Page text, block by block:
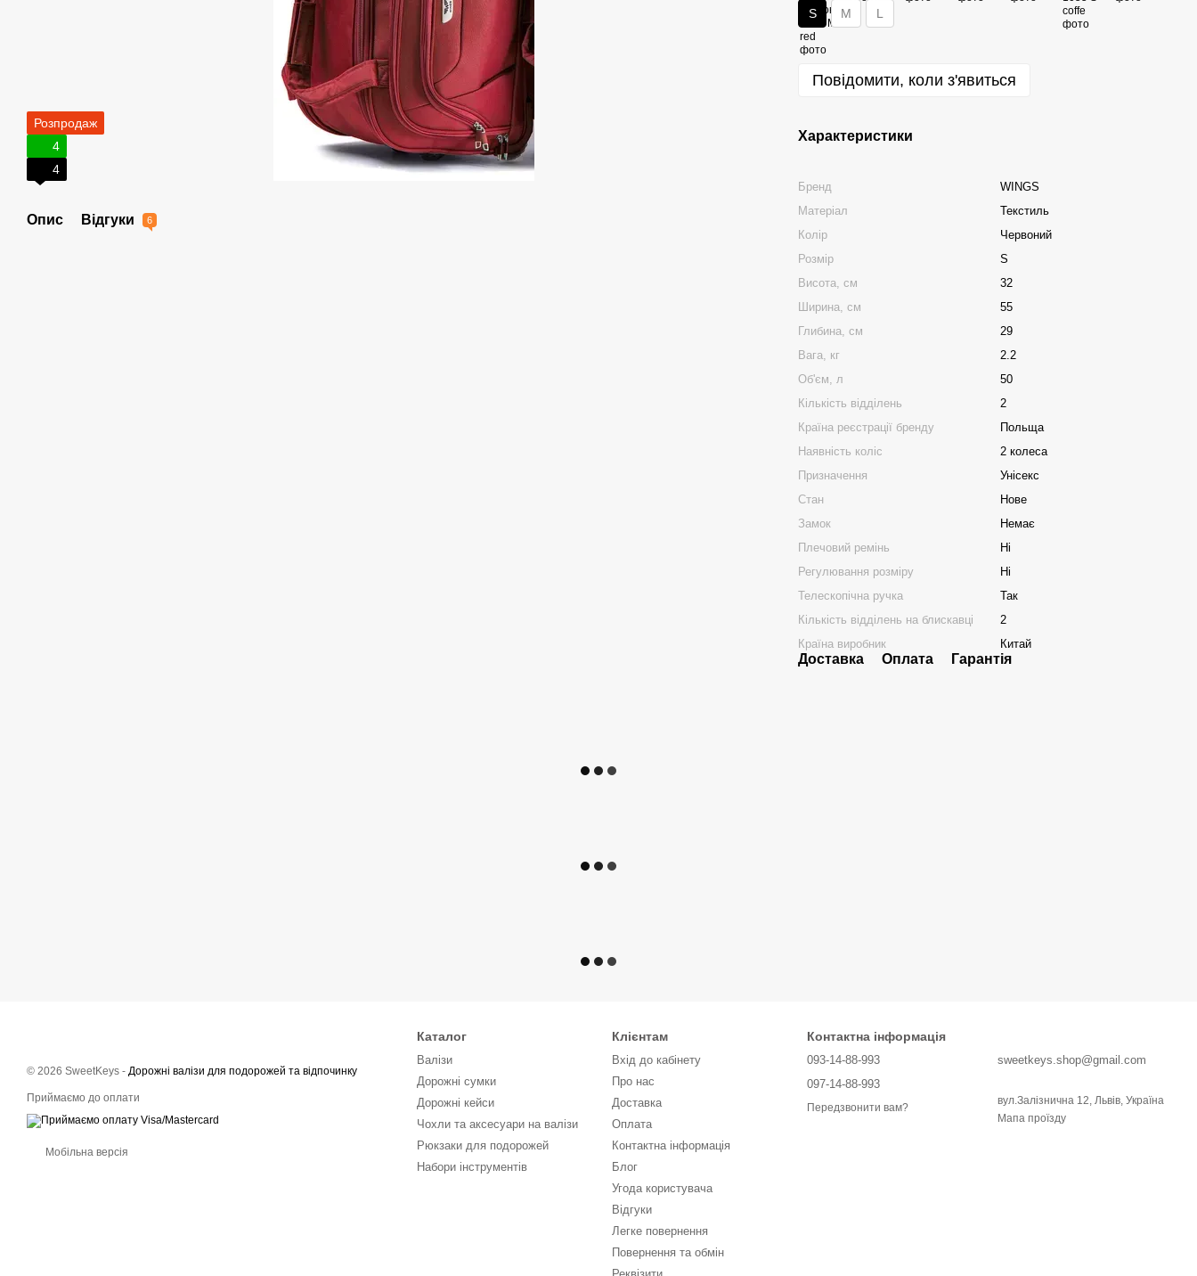
Розпродаж
4
4
Опис Відгуки 6
S M L
Повідомити, коли з'явиться
Характеристики
Бренд
WINGS
Матеріал
Текстиль
Колір
Червоний
Розмір
S
Висота, см
32
Ширина, см
55
Глибина, см
29
Вага, кг
2.2
Об'єм, л
50
Кількість відділень
2
Країна реєстрації бренду
Польща
Наявність коліс
2 колеса
Призначення
Унісекс
Стан
Нове
Замок
Немає
Плечовий ремінь
Ні
Регулювання розміру
Ні
Телескопічна ручка
Так
Кількість відділень на блискавці
2
Країна виробник
Китай
Доставка Оплата Гарантія
© 2026 SweetKeys - Дорожні валізи для подорожей та відпочинку
Приймаємо до оплати
Мобільна версія
Каталог
Валізи
Дорожні сумки
Дорожні кейси
Чохли та аксесуари на валізи
Рюкзаки для подорожей
Набори інструментів
Клієнтам
Вхід до кабінету
Про нас
Доставка
Оплата
Контактна інформація
Блог
Угода користувача
Відгуки
Легке повернення
Повернення та обмін
Контактна інформація
093-14-88-993
097-14-88-993
Передзвонити вам?
sweetkeys.shop@gmail.com
вул.Залізнична 12, Львів, Україна
Мапа проїзду